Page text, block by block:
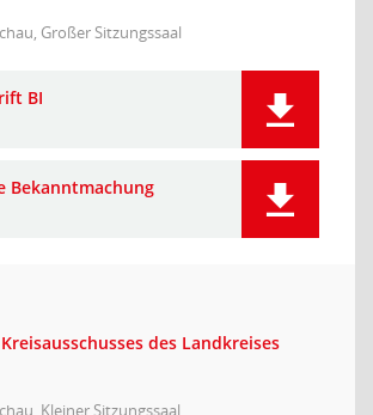
Großer Sitzungssaal
BI
Bekanntmachung
des Landkreises
Kleiner Sitzungssaal